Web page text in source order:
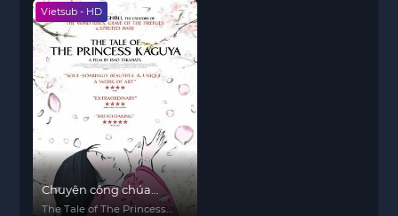
Vietsub - HD
Chuyện công chúa
Kaguya
The Tale of The Princess